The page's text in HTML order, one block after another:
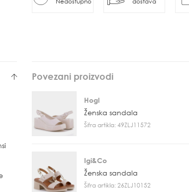
Povezani proizvodi
Hogl
Ženska sandala
Šifra artikla: 49ZLJ11572
Igi&Co
Ženska sandala
Šifra artikla: 26ZLJ10152